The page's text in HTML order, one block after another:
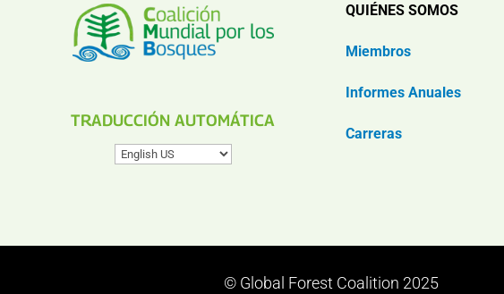
TRADUCCIÓN AUTOMÁTICA
QUIÉNES SOMOS
Miembros
Informes Anuales
Carreras
© Global Forest Coalition 2025